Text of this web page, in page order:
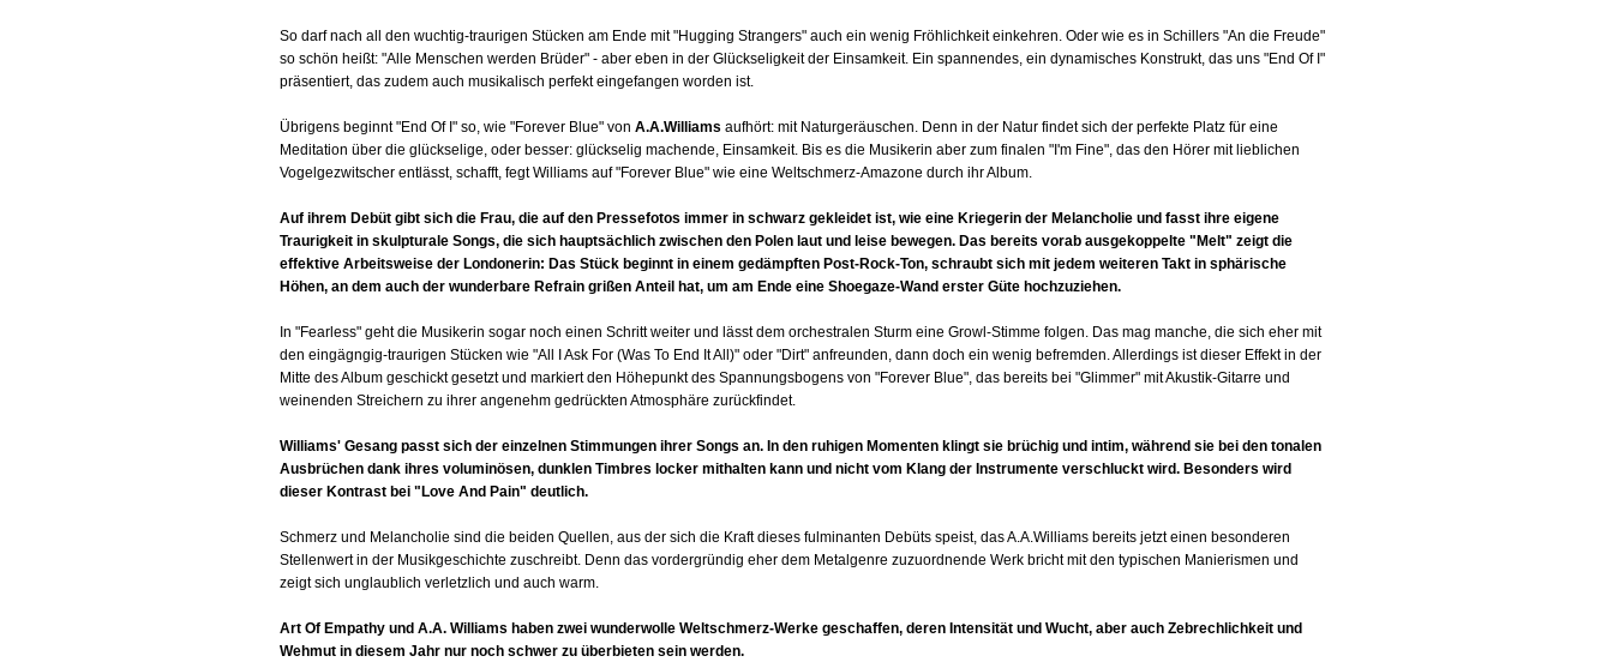
So darf nach all den wuchtig-traurigen Stücken am Ende mit "Hugging Strangers" auch ein wenig Fröhlichkeit einkehren. Oder wie es in Schillers "An die Freude"
so schön heißt: "Alle Menschen werden Brüder" - aber eben in der Glückseligkeit der Einsamkeit. Ein spannendes, ein dynamisches Konstrukt, das uns "End Of I"
präsentiert, das zudem auch musikalisch perfekt eingefangen worden ist.
Übrigens beginnt "End Of I" so, wie "Forever Blue" vonA.A.Williams aufhört: mit Naturgeräuschen. Denn in der Natur findet sich der perfekte Platz für eine
Meditation über die glückselige, oder besser: glückselig machende, Einsamkeit. Bis es die Musikerin aber zum finalen "I'm Fine", das den Hörer mit lieblichen
Vogelgezwitscher entlässt, schafft, fegt Williams auf "Forever Blue" wie eine Weltschmerz-Amazone durch ihr Album.
Auf ihrem Debüt gibt sich die Frau, die auf den Pressefotos immer in schwarz gekleidet ist, wie eine Kriegerin der Melancholie und fasst ihre eigene
Traurigkeit in skulpturale Songs, die sich hauptsächlich zwischen den Polen laut und leise bewegen. Das bereits vorab ausgekoppelte "Melt" zeigt die
effektive Arbeitsweise der Londonerin: Das Stück beginnt in einem gedämpften Post-Rock-Ton, schraubt sich mit jedem weiteren Takt in sphärische
Höhen, an dem auch der wunderbare Refrain grißen Anteil hat, um am Ende eine Shoegaze-Wand erster Güte hochzuziehen.
In "Fearless" geht die Musikerin sogar noch einen Schritt weiter und lässt dem orchestralen Sturm eine Growl-Stimme folgen. Das mag manche, die sich eher mit
den eingägngig-traurigen Stücken wie "All I Ask For (Was To End It All)" oder "Dirt" anfreunden, dann doch ein wenig befremden. Allerdings ist dieser Effekt in der
Mitte des Album geschickt gesetzt und markiert den Höhepunkt des Spannungsbogens von "Forever Blue", das bereits bei "Glimmer" mit Akustik-Gitarre und
weinenden Streichern zu ihrer angenehm gedrückten Atmosphäre zurückfindet.
Williams' Gesang passt sich der einzelnen Stimmungen ihrer Songs an. In den ruhigen Momenten klingt sie brüchig und intim, während sie bei den tonalen
Ausbrüchen dank ihres voluminösen, dunklen Timbres locker mithalten kann und nicht vom Klang der Instrumente verschluckt wird. Besonders wird
dieser Kontrast bei "Love And Pain" deutlich.
Schmerz und Melancholie sind die beiden Quellen, aus der sich die Kraft dieses fulminanten Debüts speist, das A.A.Williams bereits jetzt einen besonderen
Stellenwert in der Musikgeschichte zuschreibt. Denn das vordergründig eher dem Metalgenre zuzuordnende Werk bricht mit den typischen Manierismen und
zeigt sich unglaublich verletzlich und auch warm.
Art Of Empathy und A.A. Williams haben zwei wunderwolle Weltschmerz-Werke geschaffen, deren Intensität und Wucht, aber auch Zebrechlichkeit und
Wehmut in diesem Jahr nur noch schwer zu überbieten sein werden.